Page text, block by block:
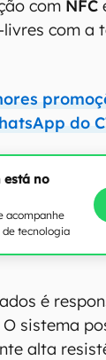
com NFC
com a
do
está no
acompanhe
de tecnologia
é
O sistema
alta